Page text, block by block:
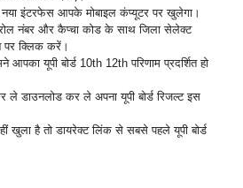
नया इंटरफेस आपके मोबाइल कंप्यूटर पर खुलेगा।
नंबर और कैप्चा कोड के साथ जिला सेलेक्ट
क्लिक करें।
यूपी बोर्ड 10th 12th परिणाम प्रदर्शित हो
ले डाउनलोड कर ले अपना यूपी बोर्ड रिजल्ट इस
खुला है तो डायरेक्ट लिंक से सबसे पहले यूपी बोर्ड